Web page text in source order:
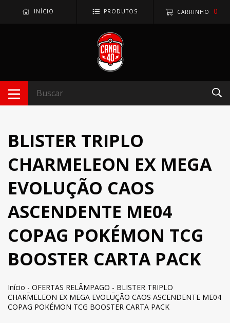
INÍCIO PRODUTOS CARRINHO 0
BLISTER TRIPLO
CHARMELEON EX MEGA
EVOLUÇÃO CAOS
ASCENDENTE ME04
COPAG POKÉMON TCG
BOOSTER CARTA PACK
Início - OFERTAS RELÂMPAGO - BLISTER TRIPLO
CHARMELEON EX MEGA EVOLUÇÃO CAOS ASCENDENTE ME04
COPAG POKÉMON TCG BOOSTER CARTA PACK